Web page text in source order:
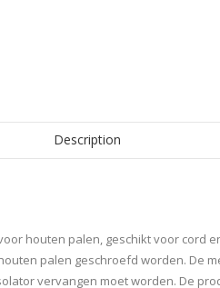
Description
houten palen, geschikt voor cord
palen geschroefd worden. De
vervangen moet worden. De